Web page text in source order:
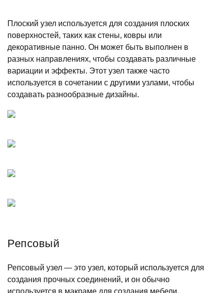
Плоский узел используется для создания плоских
поверхностей, таких как стены, ковры или
декоративные панно. Он может быть выполнен в
разных направлениях, чтобы создавать различные
вариации и эффекты. Этот узел также часто
используется в сочетании с другими узлами, чтобы
создавать разнообразные дизайны.
Репсовый
Репсовый узел — это узел, который используется для
создания прочных соединений, и он обычно
используется в макраме для создания мебели.